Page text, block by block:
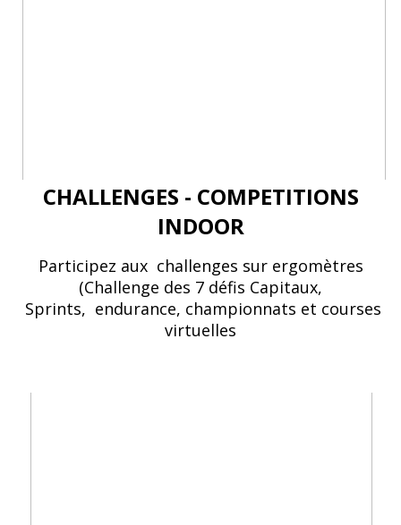
CHALLENGES - COMPETITIONS
INDOOR
Participez aux challenges sur ergomètres
(Challenge des 7 défis Capitaux,
Sprints, endurance, championnats et courses
virtuelles